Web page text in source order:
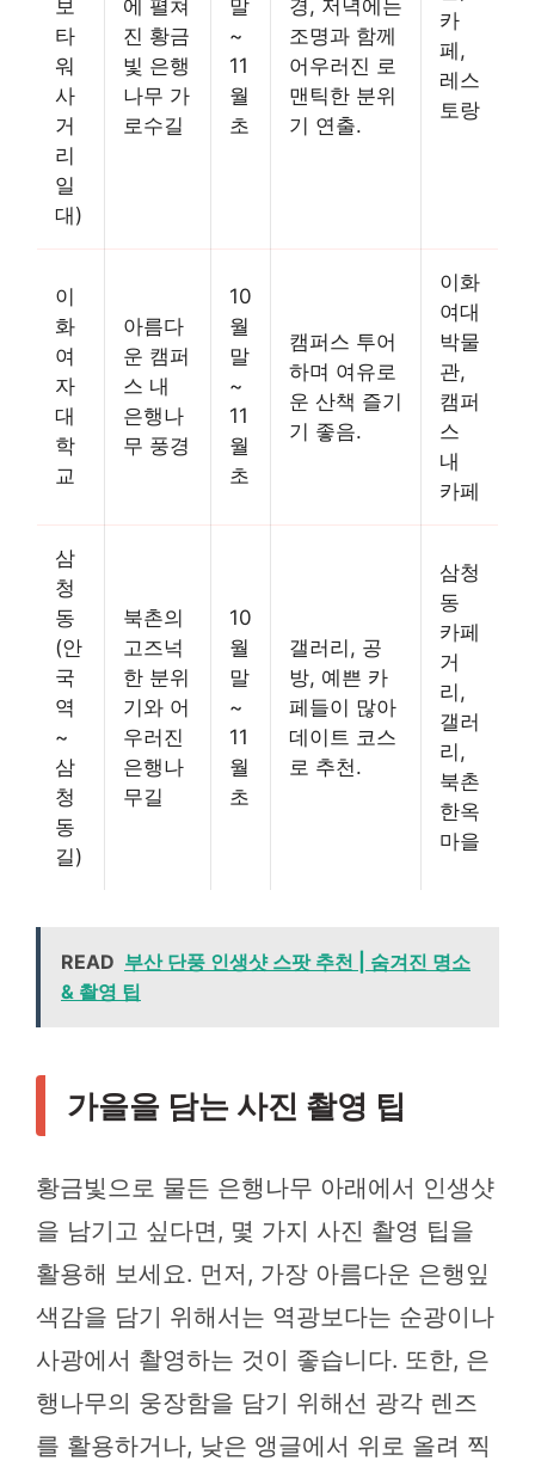
보
타
워
사
거
리
일
대)
에 펼쳐
진 황금
빛 은행
나무 가
로수길
말
~
11
월
초
경, 저녁에는
조명과 함께
어우러진 로
맨틱한 분위
기 연출.
카
페,
레스
토랑
이
화
여
자
대
학
교
아름다
운 캠퍼
스 내
은행나
무 풍경
10
월
말
~
11
월
초
캠퍼스 투어
하며 여유로
운 산책 즐기
기 좋음.
이화
여대
박물
관,
캠퍼
스
내
카페
삼
청
동
(안
국
역
~
삼
청
동
길)
북촌의
고즈넉
한 분위
기와 어
우러진
은행나
무길
10
월
말
~
11
월
초
갤러리, 공
방, 예쁜 카
페들이 많아
데이트 코스
로 추천.
삼청
동
카페
거
리,
갤러
리,
북촌
한옥
마을
READ 부산 단풍 인생샷 스팟 추천 | 숨겨진 명소
& 촬영 팁
가을을 담는 사진 촬영 팁
황금빛으로 물든 은행나무 아래에서 인생샷
을 남기고 싶다면, 몇 가지 사진 촬영 팁을
활용해 보세요. 먼저, 가장 아름다운 은행잎
색감을 담기 위해서는 역광보다는 순광이나
사광에서 촬영하는 것이 좋습니다. 또한, 은
행나무의 웅장함을 담기 위해선 광각 렌즈
를 활용하거나, 낮은 앵글에서 위로 올려 찍